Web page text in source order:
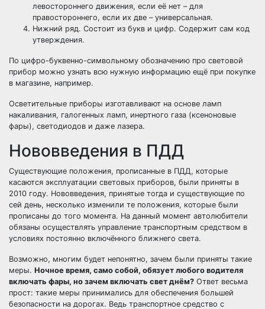
левостороннего движения, если её нет – для
правостороннего, если их две – универсальная.
Нижний ряд. Состоит из букв и цифр. Содержит сам код
утверждения.
По цифро-буквенно-символьному обозначению про световой
прибор можно узнать всю нужную информацию ещё при покупке
в магазине, например.
Осветительные приборы изготавливают на основе ламп
накаливания, галогенных ламп, инертного газа (ксеноновые
фары), светодиодов и даже лазера.
Нововведения в ПДД
Существующие положения, прописанные в ПДД, которые
касаются эксплуатации световых приборов, были приняты в
2010 году. Нововведения, принятые тогда и существующие по
сей день, несколько изменили те положения, которые были
прописаны до того момента. На данный момент автолюбители
обязаны осуществлять управление транспортным средством в
условиях постоянно включённого ближнего света.
Возможно, многим будет непонятно, зачем были приняты такие
меры. Ночное время, само собой, обязует любого водителя
включать фары, но зачем включать свет днём? Ответ весьма
прост: такие меры принимались для обеспечения большей
безопасности на дорогах. Ведь транспортное средство с